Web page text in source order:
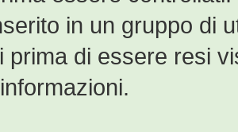
in un gruppo di
prima di essere resi